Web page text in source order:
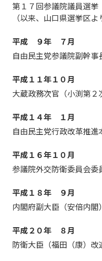
第１７回参議院議員選
（以来、山口県選挙区よ
平成 ９年 ７月
自由民主党参議院副幹事
平成１１年１０月
大蔵政務次官（小渕第２
平成１４年 １月
自由民主党行政改革推進
平成１６年１０月
参議院外交防衛委員会委
平成１８年 ９月
内閣府副大臣（安倍内閣）
平成２０年 ８月
防衛大臣（福田（康）改